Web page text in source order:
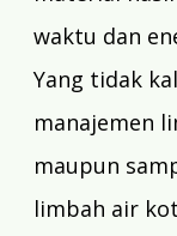
waktu dan
Yang tidak
manajemen
maupun
limbah air